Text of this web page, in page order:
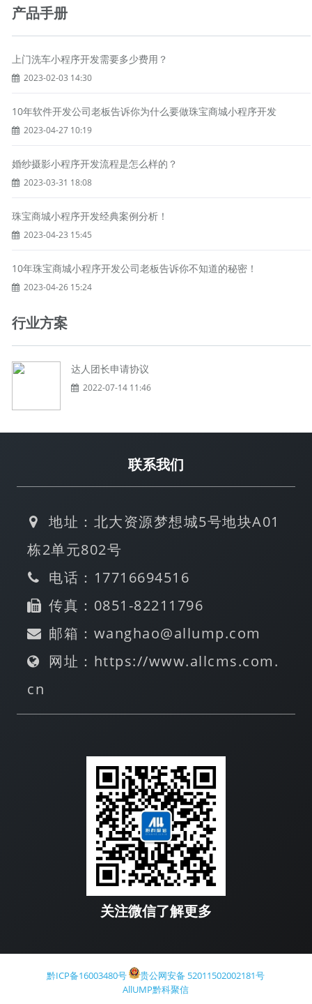
产品手册
上门洗车小程序开发需要多少费用？
2023-02-03 14:30
10年软件开发公司老板告诉你为什么要做珠宝商城小程序开发
2023-04-27 10:19
婚纱摄影小程序开发流程是怎么样的？
2023-03-31 18:08
珠宝商城小程序开发经典案例分析！
2023-04-23 15:45
10年珠宝商城小程序开发公司老板告诉你不知道的秘密！
2023-04-26 15:24
行业方案
达人团长申请协议
2022-07-14 11:46
联系我们
地址：北大资源梦想城5号地块A01
栋2单元802号
电话：17716694516
传真：0851-82211796
邮箱：wanghao@allump.com
网址：https://www.allcms.com.
cn
关注微信了解更多
黔ICP备16003480号
贵公网安备 52011502002181号
AllUMP黔科聚信